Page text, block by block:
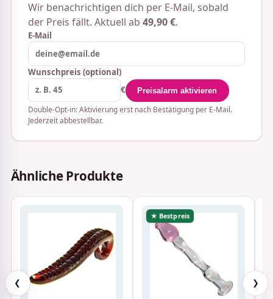
Wir benachrichtigen dich per E-Mail, sobald
der Preis fällt. Aktuell ab 49,90 €.
E-Mail
Wunschpreis (optional)
€
Preisalarm aktivieren
Double-Opt-in: Aktivierung erst nach Bestätigung per E-Mail.
Jederzeit abbestellbar.
Ähnliche Produkte
❮
★ Bestpreis
❯